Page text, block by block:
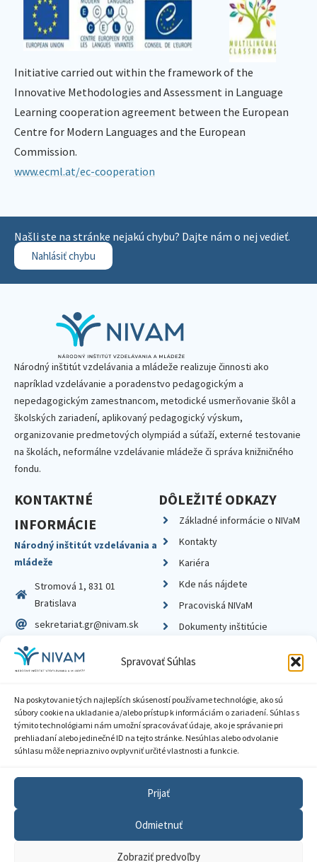
Spravovať Súhlas
Na poskytovanie tých najlepších skúseností používame technológie, ako sú
súbory cookie na ukladanie a/alebo prístup k informáciám o zariadení. Súhlas s
týmito technológiami nám umožní spracovávať údaje, ako je správanie pri
prehliadaní alebo jedinečné ID na tejto stránke. Nesúhlas alebo odvolanie
súhlasu môže nepriaznivo ovplyvniť určité vlastnosti a funkcie.
Prijať
Odmietnuť
Zobraziť predvoľby
Initiative carried out within the framework of the
Innovative Methodologies and Assessment in Language
Learning cooperation agreement between the European
Centre for Modern Languages and the European
Commission.
www.ecml.at/ec-cooperation
Našli ste na stránke nejakú chybu? Dajte nám o nej vedieť.
Nahlásiť chybu
Národný inštitút vzdelávania a mládeže realizuje činnosti ako
napríklad vzdelávanie a poradenstvo pedagogickým a
nepedagogickým zamestnancom, metodické usmerňovanie škôl a
školských zariadení, aplikovaný pedagogický výskum,
organizovanie predmetových olympiád a súťaží, externé testovanie
na školách, neformálne vzdelávanie mládeže či správa knižničného
fondu.
KONTAKTNÉ
INFORMÁCIE
Národný inštitút vzdelávania a
mládeže
Stromová 1, 831 01
Bratislava
sekretariat.gr@nivam.sk
IČO: 00164348
DIČ: 2020798714
DÔLEŽITÉ ODKAZY
Základné informácie o NIVaM
Kontakty
Kariéra
Kde nás nájdete
Pracoviská NIVaM
Dokumenty inštitúcie
Zásady ochrany súkromia
Sprístupnenie informácií